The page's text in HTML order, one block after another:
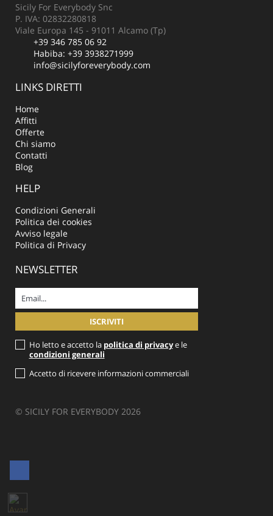
Sicily For Everybody Snc
P. IVA: 02832280818
Viale Europa 145 - 91011 Alcamo (Tp)
+39 346 785 06 92
Habiba: +39 3938271999
info@sicilyforeverybody.com
LINKS DIRETTI
Home
Affitti
Offerte
Chi siamo
Contatti
Blog
HELP
Condizioni Generali
Politica dei cookies
Avviso legale
Politica di Privacy
NEWSLETTER
Ho letto e accetto la politica di privacye le
condizioni generali
Accetto di ricevere informazioni commerciali
© SICILY FOR EVERYBODY 2026